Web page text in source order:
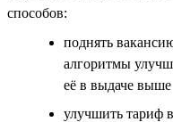
способов:
поднять
алгоритмы
её в выдаче выше
улучшить тариф